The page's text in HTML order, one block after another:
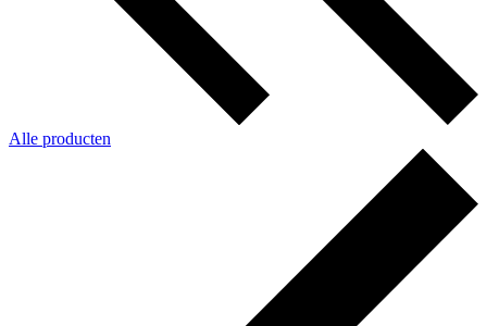
Alle producten